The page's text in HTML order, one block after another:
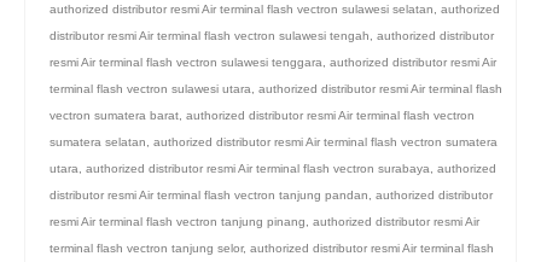
authorized distributor resmi Air terminal flash vectron sulawesi selatan
authorized
distributor resmi Air terminal flash vectron sulawesi tengah
authorized distributor
resmi Air terminal flash vectron sulawesi tenggara
authorized distributor resmi Air
terminal flash vectron sulawesi utara
authorized distributor resmi Air terminal flash
vectron sumatera barat authorized distributor resmi Air terminal flash vectron
sumatera selatan
authorized distributor resmi Air terminal flash vectron sumatera
utara
authorized distributor resmi Air terminal flash vectron surabaya
authorized
distributor resmi Air terminal flash vectron tanjung pandan
authorized distributor
resmi Air terminal flash vectron tanjung pinang
authorized distributor resmi Air
terminal flash vectron tanjung selor, authorized distributor resmi Air terminal flash